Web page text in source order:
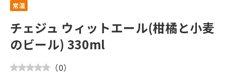
常温
チェジュ ウィットエール(柑橘と小麦
のビール) 330ml
（0）